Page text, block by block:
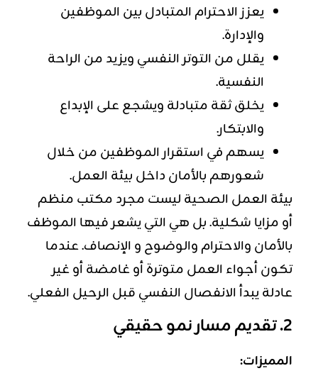
يعزز الاحترام المتبادل بين الموظفين
والإدارة.
يقلل من التوتر النفسي ويزيد من الراحة
النفسية.
يخلق ثقة متبادلة ويشجع على الإبداع
والابتكار.
يسهم في استقرار الموظفين من خلال
شعورهم بالأمان داخل بيئة العمل.
بيئة العمل الصحية ليست مجرد مكتب منظم
أو مزايا شكلية. بل هي التي يشعر فيها الموظف
بالأمان والاحترام والوضوح و الإنصاف. عندما
تكون أجواء العمل متوترة أو غامضة أو غير
عادلة يبدأ الانفصال النفسي قبل الرحيل الفعلي.
2. تقديم مسار نمو حقيقي
المميزات: